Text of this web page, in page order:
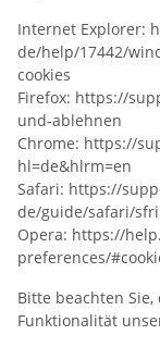
Internet Explorer:
de/help/17442/
cookies
Firefox: https://
und-ablehnen
Chrome: https://
hl=de&hlrm=en
Safari: https://
de/guide/safari/
Opera: https://
preferences/
Bitte beachten
Funktionalität